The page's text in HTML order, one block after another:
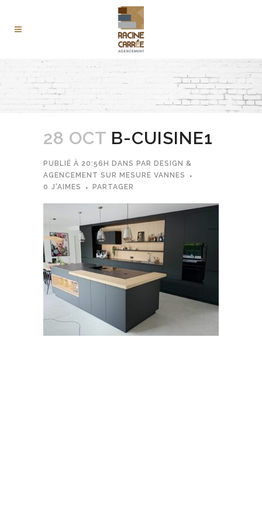
28 OCT B-CUISINE1
PUBLIÉ À 20:56H DANS PAR DESIGN &
AGENCEMENT SUR MESURE VANNES
0 J'AIMES PARTAGER